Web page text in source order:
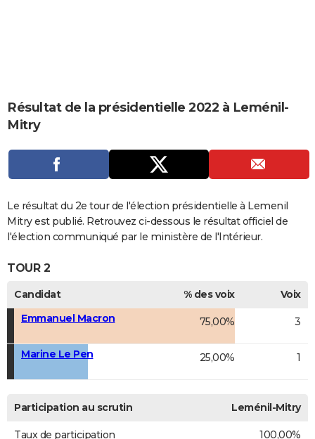
CARTE DE VOEUX
Carte de Noël
Carte Bonne année
Carte Saint-Valentin
Carte Pâques
Carte d'anniversaire
DICTIONNAIRE
Dictionnaire
Biographies
Expressions
Proverbes
PROGRAMME TV
S'inscrire
Se connecter
Lycées
Collèges
Primaires
Universités
Entreprises
Service militaire
Avis de recherche
AVIS DE DÉCÈS
Bricolage
Lifestyle
Culture
Sport
Auto
Television
Voyage
Cinema
Résultat de la présidentielle 2022 à Leménil-
Mitry
Le résultat du 2e tour de l'élection présidentielle à Lemenil
Mitry est publié. Retrouvez ci-dessous le résultat officiel de
l'élection communiqué par le ministère de l'Intérieur.
TOUR 2
Candidat % des voix
Voix
Emmanuel Macron
75,00% 3
Marine Le Pen 25,00% 1
Participation au scrutin Leménil-Mitry
Taux de participation 100,00%